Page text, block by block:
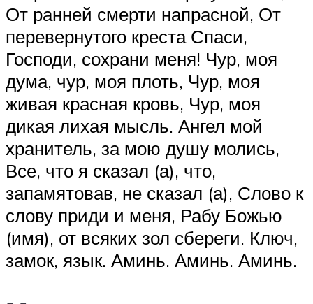
От ранней смерти напрасной, От
перевернутого креста Спаси,
Господи, сохрани меня! Чур, моя
дума, чур, моя плоть, Чур, моя
живая красная кровь, Чур, моя
дикая лихая мысль. Ангел мой
хранитель, за мою душу молись,
Все, что я сказал (а), что,
запамятовав, не сказал (а), Слово к
слову приди и меня, Рабу Божью
(имя), от всяких зол сбереги. Ключ,
замок, язык. Аминь. Аминь. Аминь.